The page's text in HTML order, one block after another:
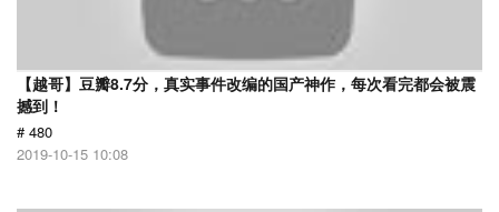
【越哥】豆瓣8.7分，真实事件改编的国产神作，每次看完都会被震
撼到！
# 480
2019-10-15 10:08